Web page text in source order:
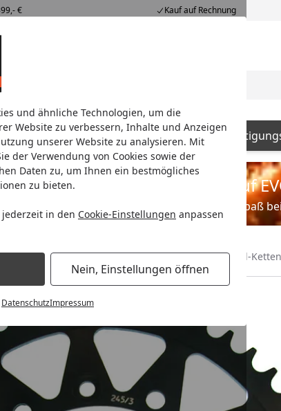
und ähnliche Technologien, um die
Website zu verbessern, Inhalte und Anzeigen
unserer Website zu analysieren. Mit
der Verwendung von Cookies sowie der
Daten zu, um Ihnen ein bestmögliches
zu bieten.
in den Cookie-Einstellungen anpassen
Nein, Einstellungen öffnen
DatenschutzImpressum
€ Kauf auf Rechnung
Anbauteile Auspuff Batterien
Spare bis zu 35% auf
Viel Spaß
Kraftübertragung Kettenrad Supersprox Stahl-